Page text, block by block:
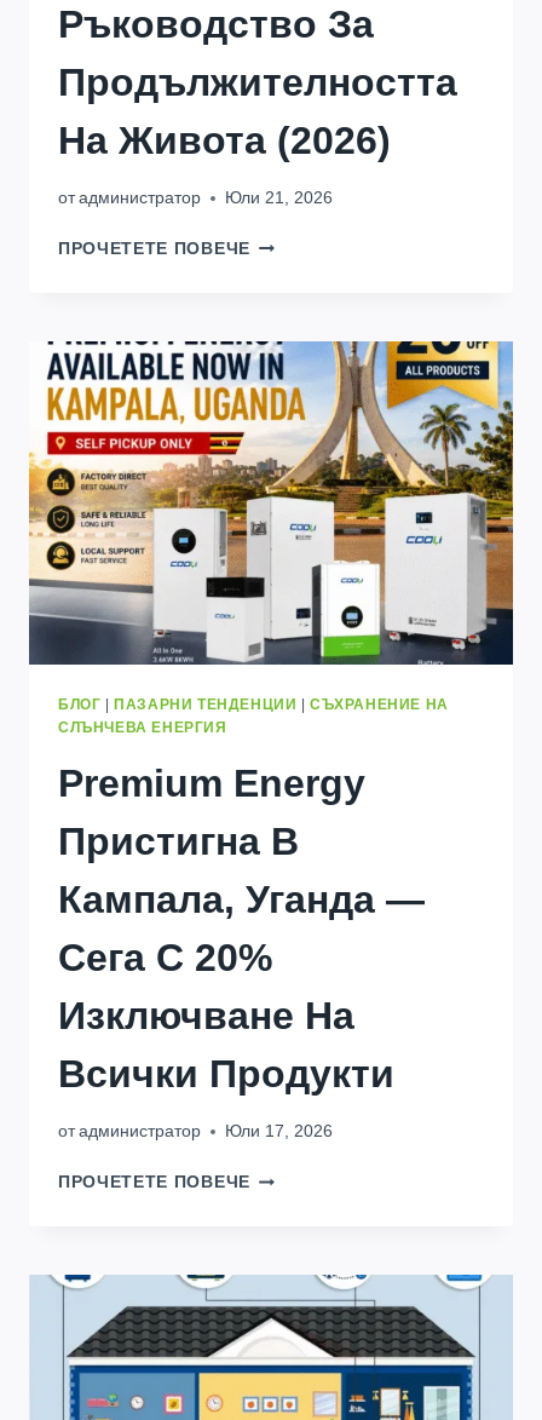
Ръководство За
Продължителността
На Живота (2026)
от администратор Юли 21, 2026
ПРОЧЕТЕТЕ ПОВЕЧЕКОЛКО
ЕДНА
LIFEPO4
БАТЕРИЯ?
ПЪЛНО
РЪКОВОДСТВО
ЗА
ПРОДЪЛЖИТЕЛНОСТТА
НА
ЖИВОТА
(2026)
БЛОГ ПАЗАРНИ ТЕНДЕНЦИИ |СЪХРАНЕНИЕ НА
СЛЪНЧЕВА ЕНЕРГИЯ
Premium Energy
Пристигна В
Кампала, Уганда —
Сега С 20%
Изключване На
Всички Продукти
от администратор Юли 17, 2026
ПРОЧЕТЕТЕ ПОВЕЧЕPREMIUM
КАМПАЛА,
УГАНДА
—
СЕГА
С
20%